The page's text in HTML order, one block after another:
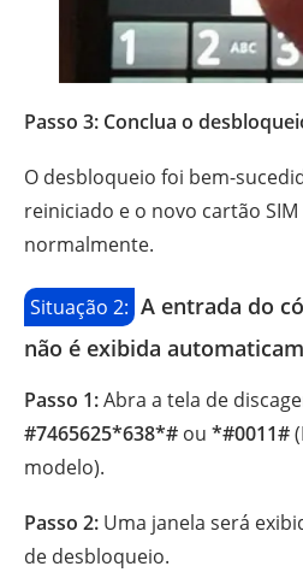
Passo 3: Conclua o
O desbloqueio foi bem-
reiniciado e o novo cartão
normalmente.
Situação 2: A entrada do
não é exibida
Passo 1:Abra a tela de
#7465625*638*# ou *#0011#
modelo).
Passo 2: Uma janela será
de desbloqueio.